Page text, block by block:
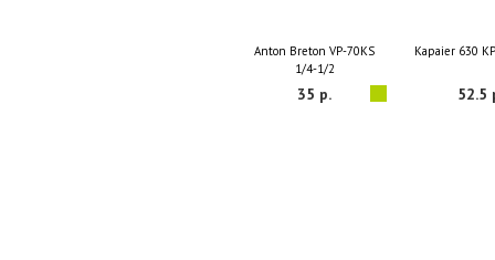
Anton Breton VP-70KS
1/4-1/2
35 р.
Kapaier 630
52.5